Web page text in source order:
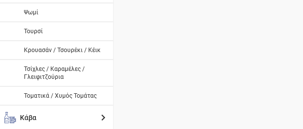
Ψωμί
Τουρσί
Κρουασάν / Τσουρέκι / Κέικ
Τσίχλες / Καραμέλες /
Γλειφιτζούρια
Τοματικά / Χυμός Τομάτας
Κάβα